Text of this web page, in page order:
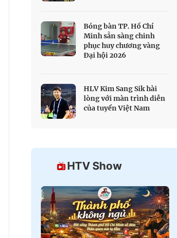
Bóng bàn TP. Hồ Chí
Minh sẵn sàng chinh
phục huy chương vàng
Đại hội 2026
HLV Kim Sang Sik hài
lòng với màn trình diễn
của tuyển Việt Nam
HTV Show